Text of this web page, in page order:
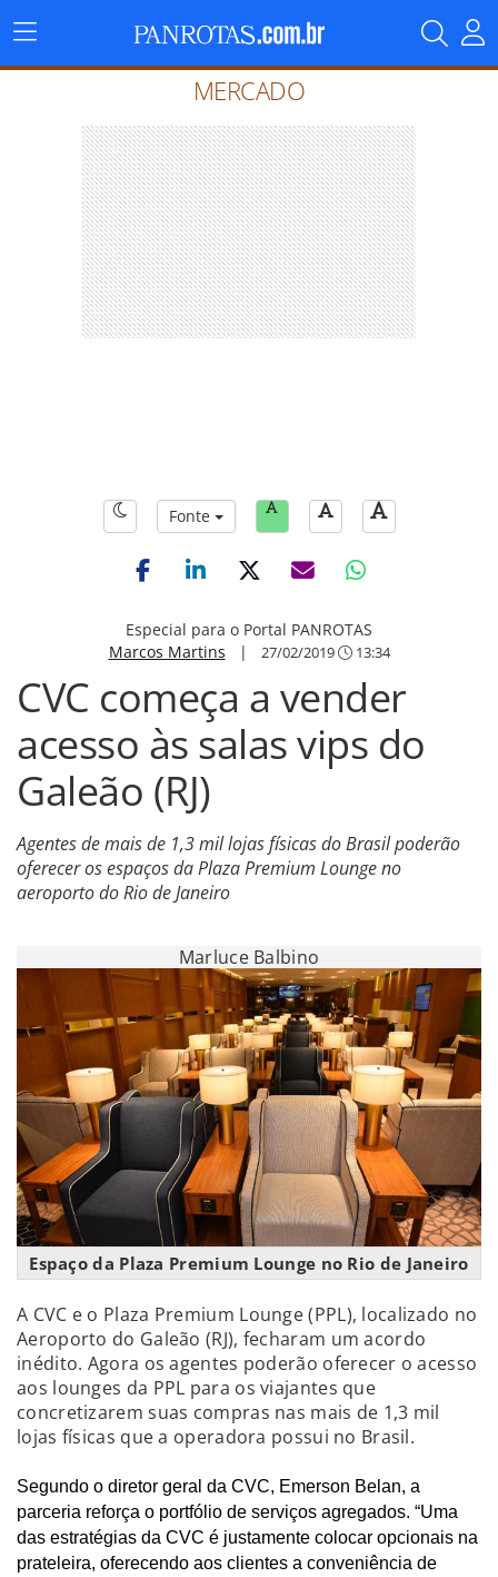
Menu
Principal
MERCADO
Fonte
Especial para o Portal PANROTAS
Marcos Martins | 27/02/2019 13:34
CVC começa a vender
acesso às salas vips do
Galeão (RJ)
Agentes de mais de 1,3 mil lojas físicas do Brasil poderão
oferecer os espaços da Plaza Premium Lounge no
aeroporto do Rio de Janeiro
Marluce Balbino
Espaço da Plaza Premium Lounge no Rio de Janeiro
A CVC e o Plaza Premium Lounge (PPL), localizado no
Aeroporto do Galeão (RJ), fecharam um acordo
inédito. Agora os agentes poderão oferecer o acesso
aos lounges da PPL para os viajantes que
concretizarem suas compras nas mais de 1,3 mil
lojas físicas que a operadora possui no Brasil.
Segundo o diretor geral da CVC, Emerson Belan, a
parceria reforça o portfólio de serviços agregados. “Uma
das estratégias da CVC é justamente colocar opcionais na
prateleira, oferecendo aos clientes a conveniência de